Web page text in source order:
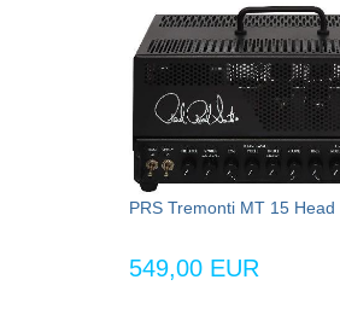
PRS Tremonti MT 15 Head
549,00 EUR